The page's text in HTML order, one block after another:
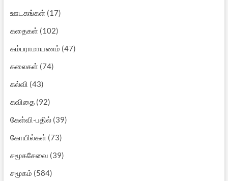
ஊடகங்கள்(17)
கதைகள்(102)
கம்பராமாயணம் (47)
கலைகள்(74)
கல்வி (43)
கவிதை(92)
கேள்வி-பதில்(39)
கோயில்கள்(73)
சமூகசேவை (39)
சமூகம் (584)